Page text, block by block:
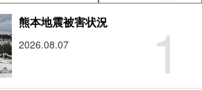
1
熊本地震被害状況
2026.08.07